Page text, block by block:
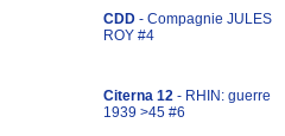
CDD - Compagnie JULES
ROY #4
Citerna 12 - RHIN: guerre
1939 >45 #6